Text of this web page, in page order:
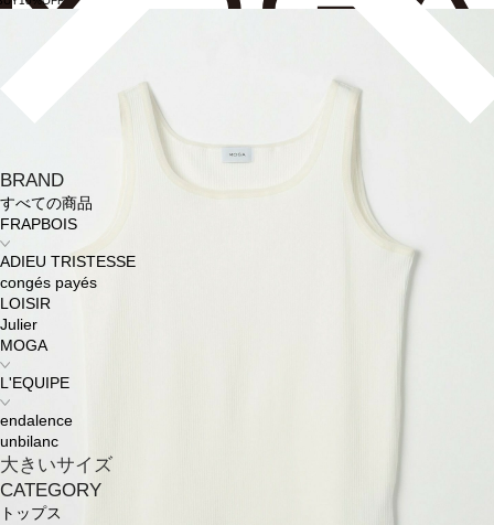
BRAND
すべての商品
FRAPBOIS
ADIEU TRISTESSE
congés payés
LOISIR
Julier
MOGA
L'EQUIPE
endalence
unbilanc
大きいサイズ
CATEGORY
トップス